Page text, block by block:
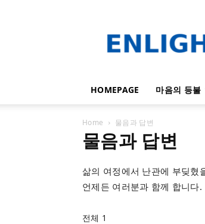
라
이
HOMEPAGE 마음의 등불
Home 물음과 답변
물음과 답변
삶의 여정에서 난관에 부딪혔
언제든 여러분과 함께 합니다.
전체 1